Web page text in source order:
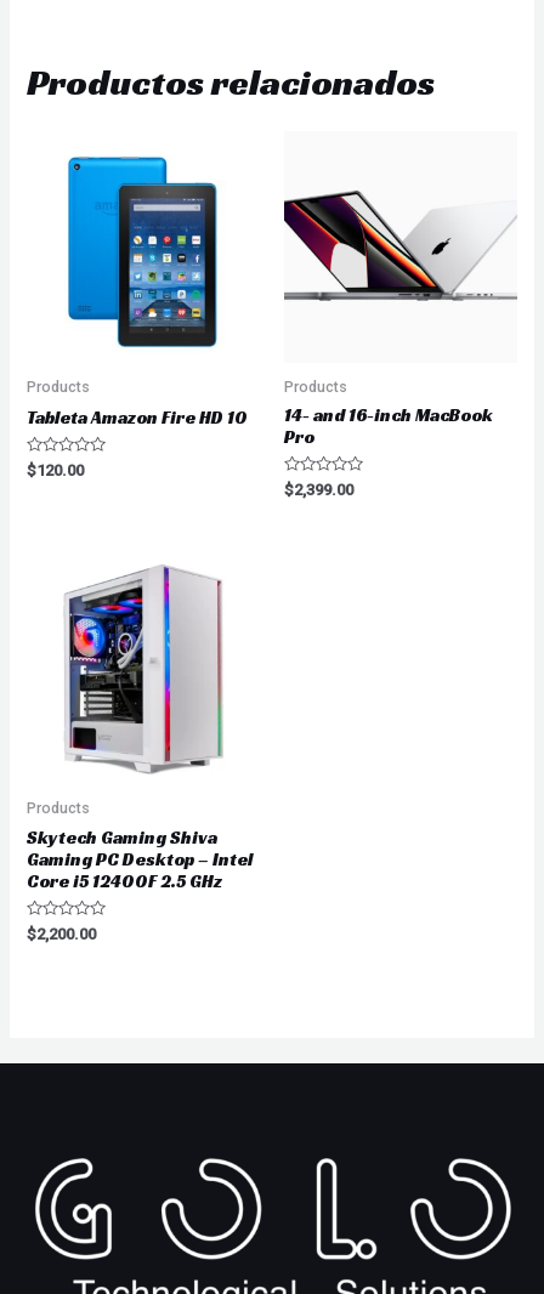
Productos relacionados
Products
Tableta Amazon Fire HD 10
Valorado
en
$120.00
Products
14- and 16-inch MacBook
Pro
Valorado
en
$2,399.00
Products
Skytech Gaming Shiva
Gaming PC Desktop – Intel
Core i5 12400F 2.5 GHz
Valorado
en
$2,200.00